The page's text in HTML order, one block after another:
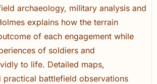
archaeology, military analysis and
explains how the terrain
of each engagement while
of soldiers and
to life. Detailed maps,
practical battlefield observations